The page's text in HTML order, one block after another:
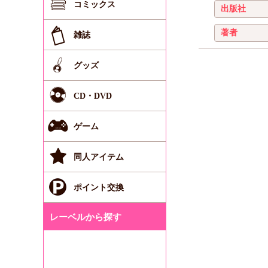
コミックス
雑誌
グッズ
CD・DVD
ゲーム
同人アイテム
ポイント交換
レーベルから探す